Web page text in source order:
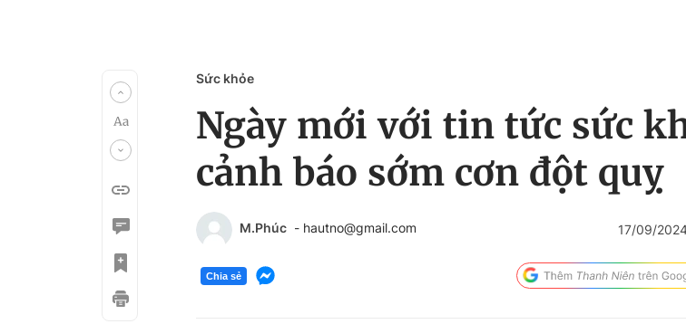
Sức khỏe
Ngày mới với tin tức sức
cảnh báo sớm cơn đột quỵ
M.Phúc - hautno@gmail.com 17/09/
Chia sẻ